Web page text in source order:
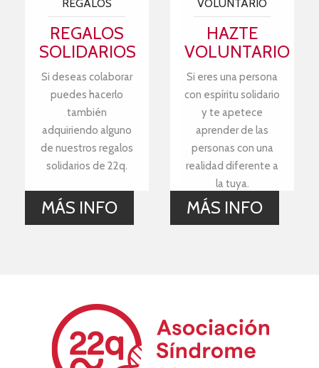
REGALOS
REGALOS
SOLIDARIOS
Si deseas colaborar
puedes hacerlo
también
adquiriendo alguno
de nuestros regalos
solidarios de 22q.
MÁS INFO
VOLUNTARIO
HAZTE
VOLUNTARIO
Si eres una persona
con espíritu solidario
y te apetece
aprender de las
personas con una
realidad diferente a
la tuya.
MÁS INFO